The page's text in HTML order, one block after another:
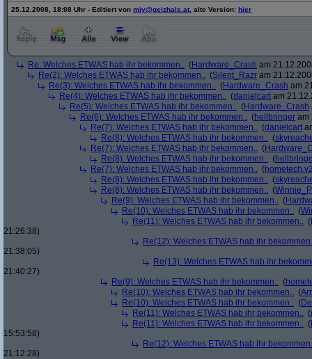
25.12.2008, 18:08 Uhr - Editiert von mjy@geizhals.at , alte Version: hier
Re: Welches ETWAS hab ihr bekommen.. (Hardware_Crash am
Re(2): Welches ETWAS hab ihr bekommen.. (Silent_Razr am
Re(3): Welches ETWAS hab ihr bekommen.. (Hardware_Crash am
Re(4): Welches ETWAS hab ihr bekommen.. (danielcart am
Re(5): Welches ETWAS hab ihr bekommen.. (Hardware_Crash
Re(6): Welches ETWAS hab ihr bekommen.. (hellbringer am
Re(7): Welches ETWAS hab ihr bekommen.. (danielcart
Re(8): Welches ETWAS hab ihr bekommen.. (
Re(7): Welches ETWAS hab ihr bekommen.. (
Re(8): Welches ETWAS hab ihr bekommen.. (
Re(7): Welches ETWAS hab ihr bekommen.. (
Re(8): Welches ETWAS hab ihr bekommen.. (
Re(8): Welches ETWAS hab ihr bekommen.. (
Re(9): Welches ETWAS hab ihr bekommen.. (
Re(10): Welches ETWAS hab ihr bekommen.. (
Re(11): Welches ETWAS hab ihr bekommen.. (
21:26:38)
Re(12): Welches ETWAS hab ihr
21:38:05)
Re(13): Welches ETWAS hab ihr
21:40:27)
Re(9): Welches ETWAS hab ihr bekommen.. (
Re(10): Welches ETWAS hab ihr bekommen.. (
Re(10): Welches ETWAS hab ihr bekommen.. (
Re(11): Welches ETWAS hab ihr bekommen.. (
Re(11): Welches ETWAS hab ihr bekommen.. (
15:53:58)
Re(12): Welches ETWAS hab ihr
21:12:28)